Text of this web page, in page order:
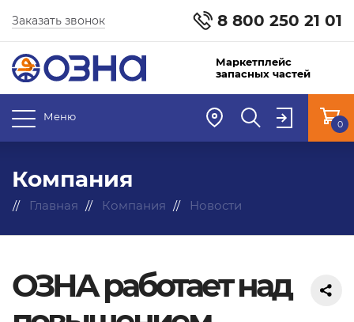
8 800 250 21 01
Заказать звонок
Маркетплейс
запасных частей
Меню
0
Компания
Главная Компания Новости
ОЗНА работает над